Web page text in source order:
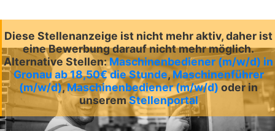
Diese Stellenanzeige ist nicht mehr aktiv, daher ist
eine Bewerbung darauf nicht mehr möglich.
Alternative Stellen:Maschinenbediener (m/w/d) in
Gronau ab 18,50€ die Stunde, Maschinenführer
(m/w/d),Maschinenbediener (m/w/d) oder in
unseremStellenportal